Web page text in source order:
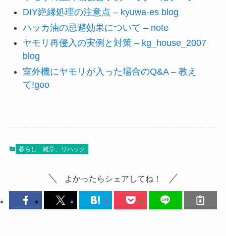
DIY絶縁処理の注意点 – kyuwa‑es blog
ハッカ油の忌避効果について – note
ヤモリ再侵入の実例と対策 – kg_house_2007
blog
室外機にヤモリが入った場合のQ&A – 教え
て!goo
暮らし 雑学、リハック
よかったらシェアしてね！